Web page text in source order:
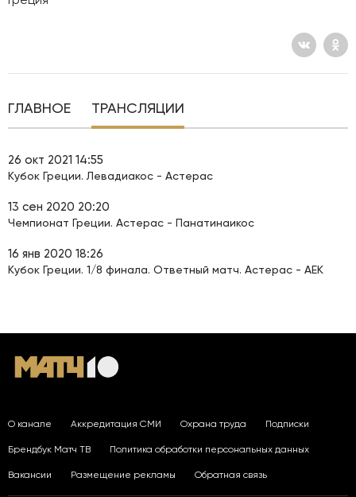
ГЛАВНОЕ ТРАНСЛЯЦИИ
26 окт 2021 14:55
Кубок Греции. Левадиакос - Астерас
13 сен 2020 20:20
Чемпионат Греции. Астерас - Панатинаикос
16 янв 2020 18:26
Кубок Греции. 1/8 финала. Ответный матч. Астерас - АЕК
О канале Аккредитация СМИ Охрана труда Подписки
Брендбук Матч ТВ Политика обработки персональных данных
Вакансии Размещение рекламы Обратная связь